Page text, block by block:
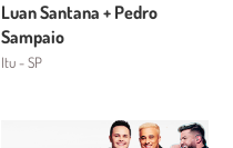
Luan Santana + Pedro
Sampaio
Itu - SP